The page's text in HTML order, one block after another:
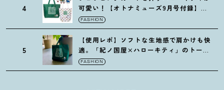
4
可愛い ！
【オトナミューズ9月号付録】紀
ノ国屋バッグ
FASHION
5
【使用レポ】ソフトな生地感で肩かけも快
適。「紀ノ国屋×ハローキティ」のトート
がガシガシ使えて最高です
FASHION